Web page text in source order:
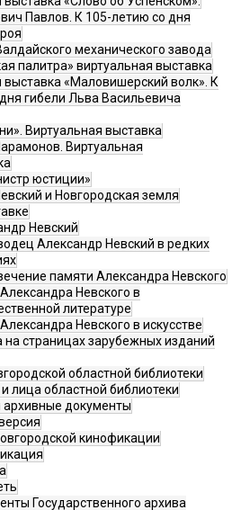
Павлов. К 105-летию со дня
механического завода
палитра» виртуальная выставка
выставка «Маловишерский волк». К
гибели Льва Васильевича
Виртуальная выставка
Виртуальная
юстиции»
и Новгородская земля
Невский
Александр Невский в редких
памяти Александра Невского
Невского в
литературе
Невского в искусстве
на страницах зарубежных изданий
областной библиотеки
лица областной библиотеки
архивные документы
кинофикации
Государственного архива